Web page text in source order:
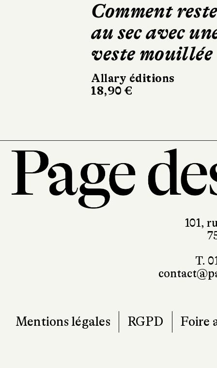
Comment
au sec avec
veste mouillée
Allary éditions
18,90 €
101,
T.
Mentions légales RGPD Foire